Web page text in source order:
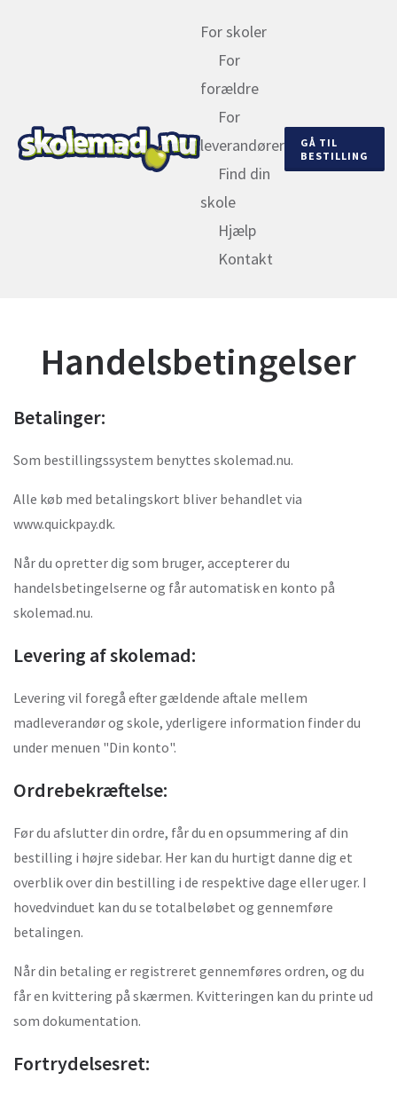
For skoler
For
forældre
For
leverandører
Find din
skole
Hjælp
Kontakt
GÅ TIL
BESTILLING
Handelsbetingelser
Betalinger:
Som bestillingssystem benyttes skolemad.nu.
Alle køb med betalingskort bliver behandlet via
www.quickpay.dk.
Når du opretter dig som bruger, accepterer du
handelsbetingelserne og får automatisk en konto på
skolemad.nu.
Levering af skolemad:
Levering vil foregå efter gældende aftale mellem
madleverandør og skole, yderligere information finder du
under menuen "Din konto".
Ordrebekræftelse:
Før du afslutter din ordre, får du en opsummering af din
bestilling i højre sidebar. Her kan du hurtigt danne dig et
overblik over din bestilling i de respektive dage eller uger. I
hovedvinduet kan du se totalbeløbet og gennemføre
betalingen.
Når din betaling er registreret gennemføres ordren, og du
får en kvittering på skærmen. Kvitteringen kan du printe ud
som dokumentation.
Fortrydelsesret: